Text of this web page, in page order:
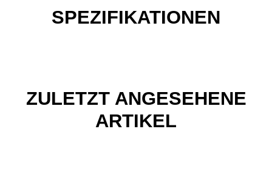
SPEZIFIKATIONEN
ZULETZT ANGESEHENE
ARTIKEL